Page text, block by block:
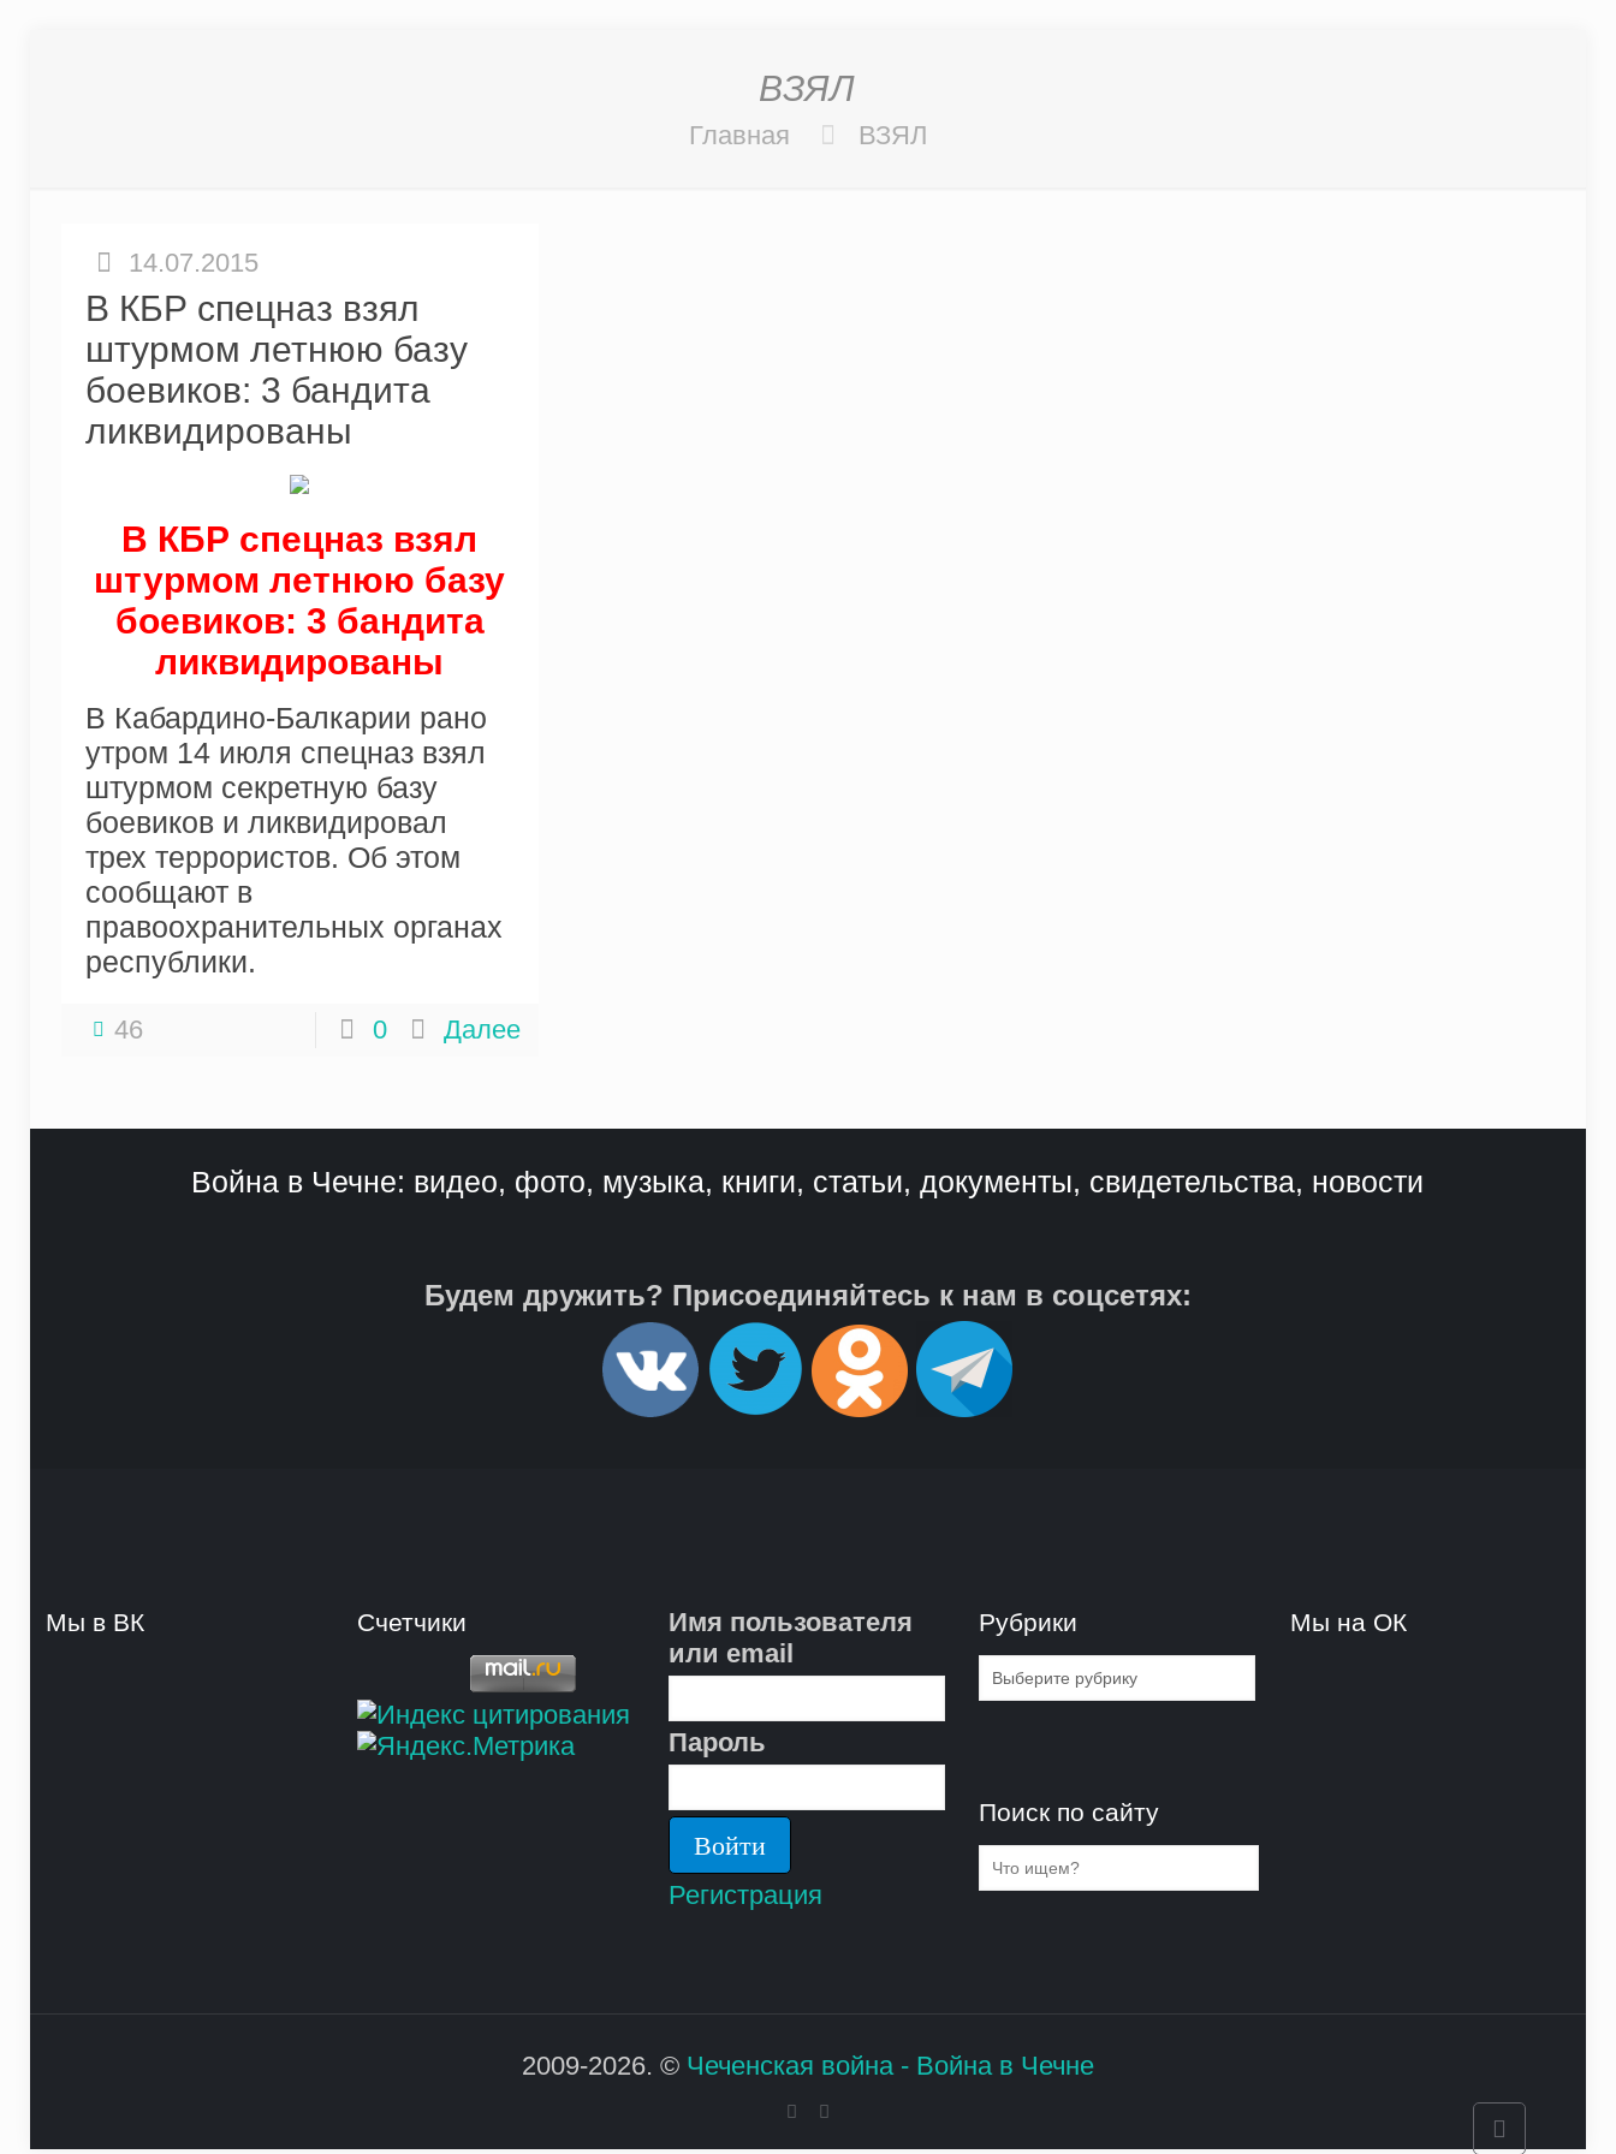
ВЗЯЛ
Главная ВЗЯЛ
14.07.2015
В КБР спецназ взял
штурмом летнюю базу
боевиков: 3 бандита
ликвидированы
В КБР спецназ взял
штурмом летнюю базу
боевиков: 3 бандита
ликвидированы
В Кабардино-Балкарии рано
утром 14 июля спецназ взял
штурмом секретную базу
боевиков и ликвидировал
трех террористов. Об этом
сообщают в
правоохранительных органах
республики.
46 0 Далее
Война в Чечне: видео, фото, музыка, книги, статьи, документы, свидетельства, новости
Будем дружить? Присоединяйтесь к нам в соцсетях:
Мы в ВК Счетчики
Имя пользователя
или email
Пароль
Регистрация
Рубрики
Рубрики
Поиск по сайту
Мы на ОК
2009-2026. © Чеченская война - Война в Чечне